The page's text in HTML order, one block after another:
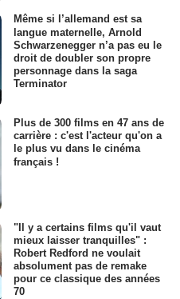
Même si l’allemand est sa
langue maternelle, Arnold
Schwarzenegger n’a pas eu le
droit de doubler son propre
personnage dans la saga
Terminator
Plus de 300 films en 47 ans de
carrière : c'est l'acteur qu'on a
le plus vu dans le cinéma
français !
"Il y a certains films qu'il vaut
mieux laisser tranquilles" :
Robert Redford ne voulait
absolument pas de remake
pour ce classique des années
70